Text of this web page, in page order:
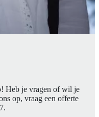
Heb je vragen of wil je
op, vraag een offerte
.